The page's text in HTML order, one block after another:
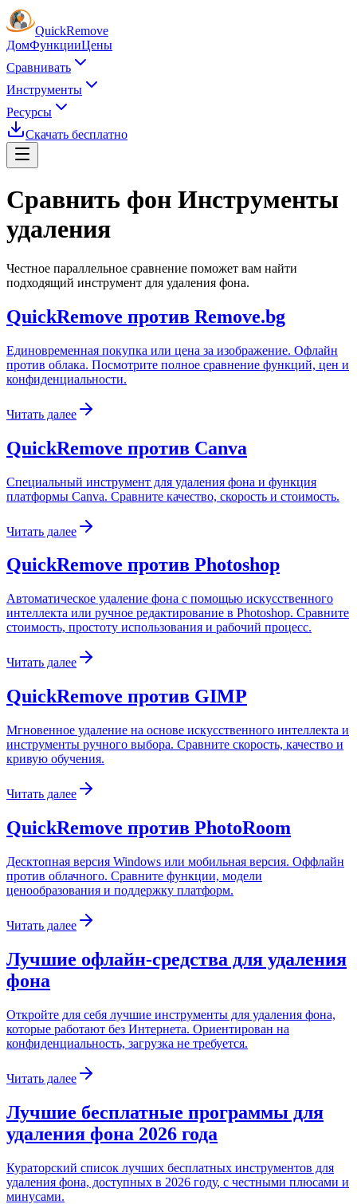
QuickRemove
ДомФункцииЦены
Сравнивать
Инструменты
Ресурсы
Скачать бесплатно
Сравнить фон Инструменты
удаления
Честное параллельное сравнение поможет вам найти
подходящий инструмент для удаления фона.
QuickRemove против Remove.bg
Единовременная покупка или цена за изображение. Офлайн
против облака. Посмотрите полное сравнение функций, цен и
конфиденциальности.
Читать далее
QuickRemove против Canva
Специальный инструмент для удаления фона и функция
платформы Canva. Сравните качество, скорость и стоимость.
Читать далее
QuickRemove против Photoshop
Автоматическое удаление фона с помощью искусственного
интеллекта или ручное редактирование в Photoshop. Сравните
стоимость, простоту использования и рабочий процесс.
Читать далее
QuickRemove против GIMP
Мгновенное удаление на основе искусственного интеллекта и
инструменты ручного выбора. Сравните скорость, качество и
кривую обучения.
Читать далее
QuickRemove против PhotoRoom
Десктопная версия Windows или мобильная версия. Оффлайн
против облачного. Сравните функции, модели
ценообразования и поддержку платформ.
Читать далее
Лучшие офлайн-средства для удаления
фона
Откройте для себя лучшие инструменты для удаления фона,
которые работают без Интернета. Ориентирован на
конфиденциальность, загрузка не требуется.
Читать далее
Лучшие бесплатные программы для
удаления фона 2026 года
Кураторский список лучших бесплатных инструментов для
удаления фона, доступных в 2026 году, с честными плюсами и
минусами.